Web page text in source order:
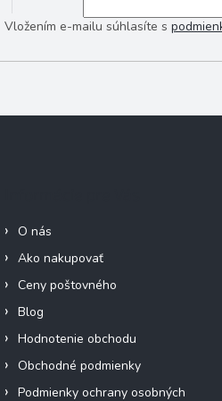
Vložením e-mailu súhlasíte s
O nás
Ako nakupovať
Ceny poštovného
Blog
Hodnotenie obchodu
Obchodné podmienky
Podmienky ochrany osobných